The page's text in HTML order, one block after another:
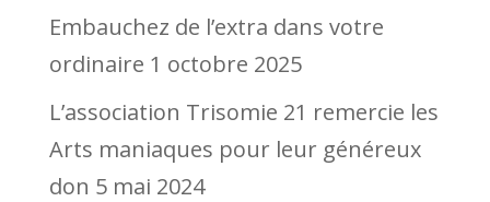
Embauchez de l’extra dans votre
ordinaire 1 octobre 2025
L’association Trisomie 21 remercie les
Arts maniaques pour leur généreux
don 5 mai 2024